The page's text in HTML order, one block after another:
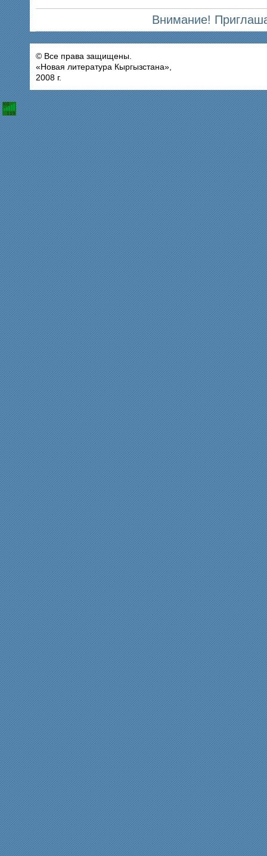
Внимание!
© Все права защищены.
«Новая литература Кыргызстана»,
2008 г.